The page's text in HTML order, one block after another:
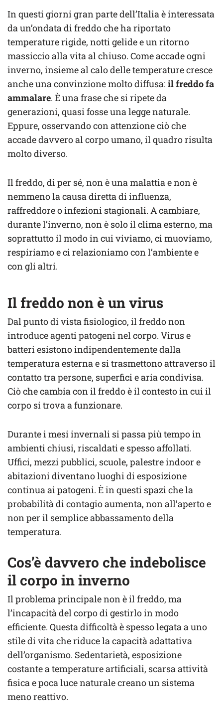
In questi giorni gran parte dell’Italia è interessata
da un’ondata di freddo che ha riportato
temperature rigide, notti gelide e un ritorno
massiccio alla vita al chiuso. Come accade ogni
inverno, insieme al calo delle temperature cresce
anche una convinzione molto diffusa: il freddo fa
ammalare. È una frase che si ripete da
generazioni, quasi fosse una legge naturale.
Eppure, osservando con attenzione ciò che
accade davvero al corpo umano, il quadro risulta
molto diverso.
Il freddo, di per sé, non è una malattia e non è
nemmeno la causa diretta di influenza,
raffreddore o infezioni stagionali. A cambiare,
durante l’inverno, non è solo il clima esterno, ma
soprattutto il modo in cui viviamo, ci muoviamo,
respiriamo e ci relazioniamo con l’ambiente e
con gli altri.
Il freddo non è un virus
Dal punto di vista fisiologico, il freddo non
introduce agenti patogeni nel corpo. Virus e
batteri esistono indipendentemente dalla
temperatura esterna e si trasmettono attraverso il
contatto tra persone, superfici e aria condivisa.
Ciò che cambia con il freddo è il contesto in cui il
corpo si trova a funzionare.
Durante i mesi invernali si passa più tempo in
ambienti chiusi, riscaldati e spesso affollati.
Uffici, mezzi pubblici, scuole, palestre indoor e
abitazioni diventano luoghi di esposizione
continua ai patogeni. È in questi spazi che la
probabilità di contagio aumenta, non all’aperto e
non per il semplice abbassamento della
temperatura.
Cos’è davvero che indebolisce
il corpo in inverno
Il problema principale non è il freddo, ma
l’incapacità del corpo di gestirlo in modo
efficiente. Questa difficoltà è spesso legata a uno
stile di vita che riduce la capacità adattativa
dell’organismo. Sedentarietà, esposizione
costante a temperature artificiali, scarsa attività
fisica e poca luce naturale creano un sistema
meno reattivo.